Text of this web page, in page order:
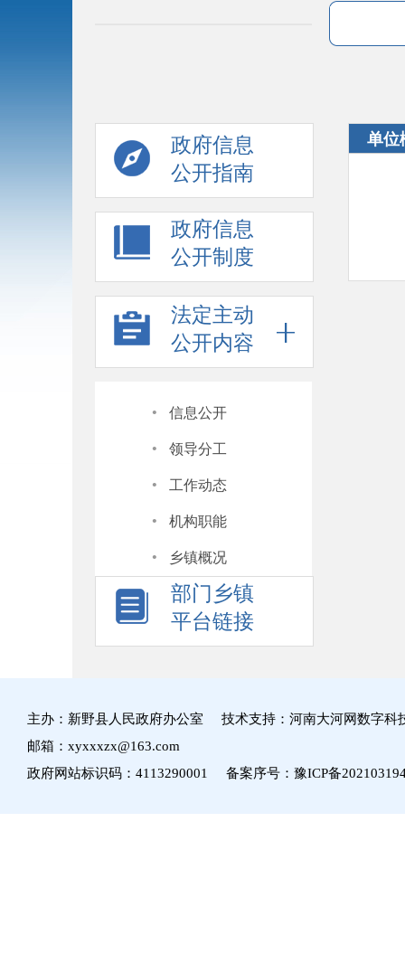
政府信息
公开指南
政府信息
公开制度
法定主动
公开内容
· 信息公开
· 领导分工
· 工作动态
· 机构职能
· 乡镇概况
部门乡镇
平台链接
单位
主办：新野县人民政府办公室 技术支持：河南大河网数字科
邮箱：xyxxxzx@163.com
政府网站标识码：4113290001 备案序号： 豫ICP备